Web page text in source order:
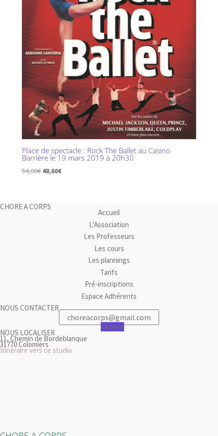
Place de spectacle : Rock The Ballet au Casino
Barrière le 19 mars 2019 à 20h30
54,00€ Le
était :
48,60€Le
CHORE A CORPS
Accueil
L’Association
Les Professeurs
Les cours
Les plannings
Tarifs
Pré-inscriptions
Espace Adhérents
NOUS CONTACTER
choreacorps@gmail.com
Suivre
NOUS LOCALISER
11, Chemin de Bordeblanque
31770 Colomiers
Itinéraire vers ce studio